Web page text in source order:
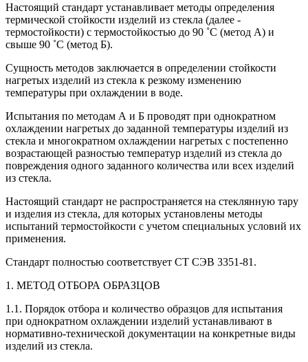
Настоящий стандарт устанавливает методы определения
термической стойкости изделий из стекла (далее -
термостойкости) с термостойкостью до 90 ˚С (метод А) и
свыше 90 ˚С (метод Б).
Сущность методов заключается в определении стойкости
нагретых изделий из стекла к резкому изменению
температуры при охлаждении в воде.
Испытания по методам А и Б проводят при однократном
охлаждении нагретых до заданной температуры изделий из
стекла и многократном охлаждении нагретых с постепенно
возрастающей разностью температур изделий из стекла до
повреждения одного заданного количества или всех изделий
из стекла.
Настоящий стандарт не распространяется на стеклянную тару
и изделия из стекла, для которых установлены методы
испытаний термостойкости с учетом специальных условий их
применения.
Стандарт полностью соответствует СТ СЭВ 3351-81.
1. МЕТОД ОТБОРА ОБРАЗЦОВ
1.1. Порядок отбора и количество образцов для испытания
при однократном охлаждении изделий устанавливают в
нормативно-технической документации на конкретные виды
изделий из стекла.